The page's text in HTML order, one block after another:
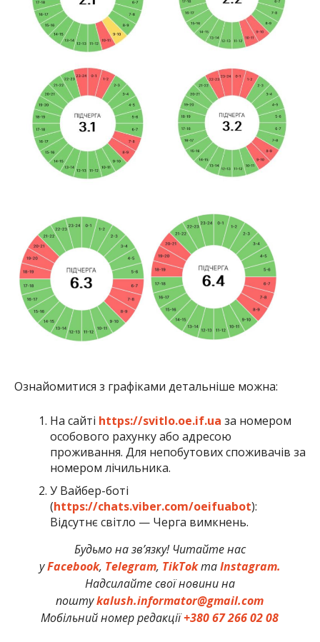
Ознайомитися з графіками детальніше можна:
На сайті https://svitlo.oe.if.ua за номером
особового рахунку або адресою
проживання. Для непобутових споживачів за
номером лічильника.
У Вайбер-боті
(https://chats.viber.com/oeifuabot):
Відсутнє світло — Черга вимкнень.
Будьмо на зв’язку! Читайте нас
уFacebook, Telegram, TikTokтаInstagram.
Надсилайте свої новини на
поштуkalush.informator@gmail.com
Мобільний номер редакції+380 67 266 02 08